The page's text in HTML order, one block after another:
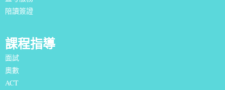
陪讀簽證
課程指導
面試
奧數
ACT